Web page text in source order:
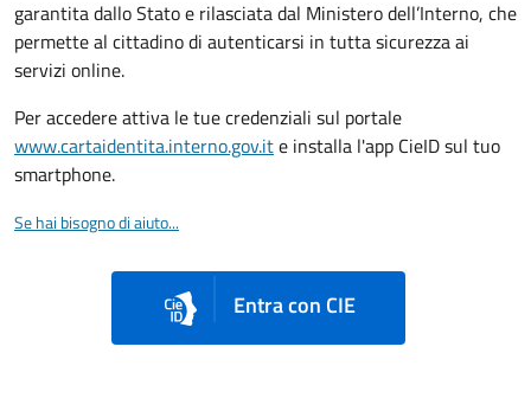
garantita dallo Stato e rilasciata dal Ministero dell’Interno, che
permette al cittadino di autenticarsi in tutta sicurezza ai
servizi online.
Per accedere attiva le tue credenziali sul portale
www.cartaidentita.interno.gov.ite installa l'app CieID sul tuo
smartphone.
Se hai bisogno di aiuto...
Entra con CIE